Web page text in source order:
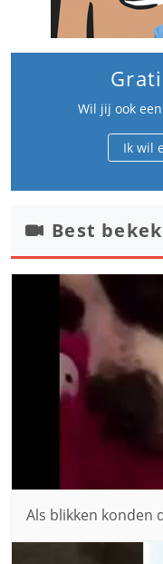
Wil jij ook
Ik wil
Best
Als blikken konden